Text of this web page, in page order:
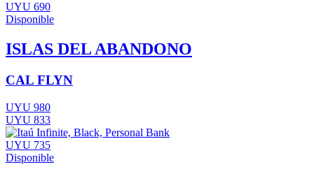
UYU 690
Disponible
ISLAS DEL ABANDONO
CAL FLYN
UYU 980
UYU 833
UYU 735
Disponible